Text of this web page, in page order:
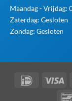
Maandag - Vrijdag:
Zaterdag: Gesloten
Zondag: Gesloten
IDeal